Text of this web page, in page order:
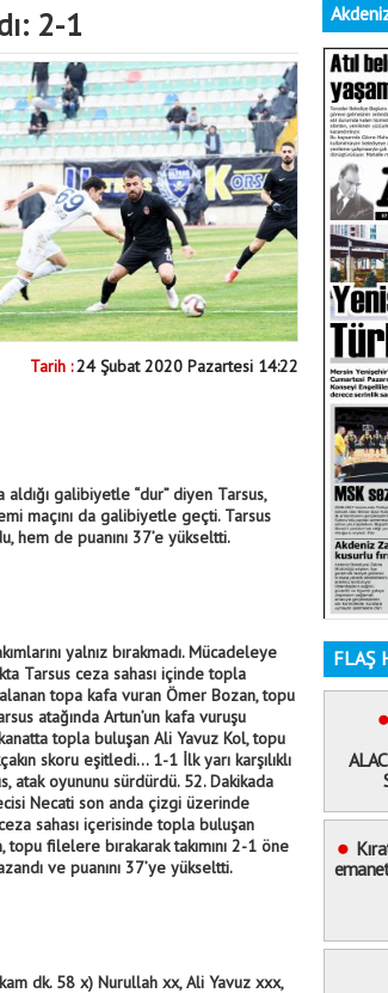
2-1
Tarih :24 Şubat 2020 Pazartesi 14:22
aldığı galibiyetle “dur” diyen Tarsus,
maçını da galibiyetle geçti. Tarsus
hem de puanını 37’e yükseltti.
yalnız bırakmadı. Mücadeleye
Tarsus ceza sahası içinde topla
topa kafa vuran Ömer Bozan, topu
atağında Artun’un kafa vuruşu
topla buluşan Ali Yavuz Kol, topu
skoru eşitledi… 1-1 İlk yarı karşılıklı
atak oyununu sürdürdü. 52. Dakikada
Necati son anda çizgi üzerinde
sahası içerisinde topla buluşan
filelere bırakarak takımını 2-1 öne
ve puanını 37’ye yükseltti.
dk. 58 x) Nurullah xx, Ali Yavuz xxx,
FLAŞ